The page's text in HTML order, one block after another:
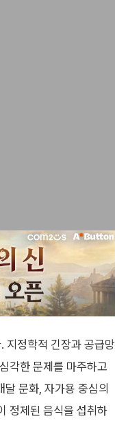
지정학적 긴장과 공급망
각한 문제를 마주하고
문화, 자가용 중심의
정제된 음식을 섭취하